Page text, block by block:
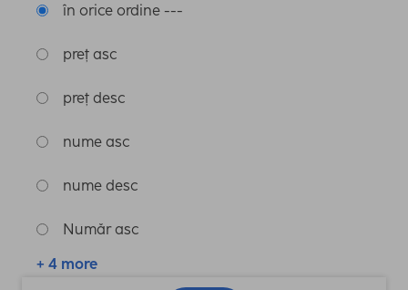
în orice ordine ---
preț asc
preț desc
nume asc
nume desc
Număr asc
+ 4 more